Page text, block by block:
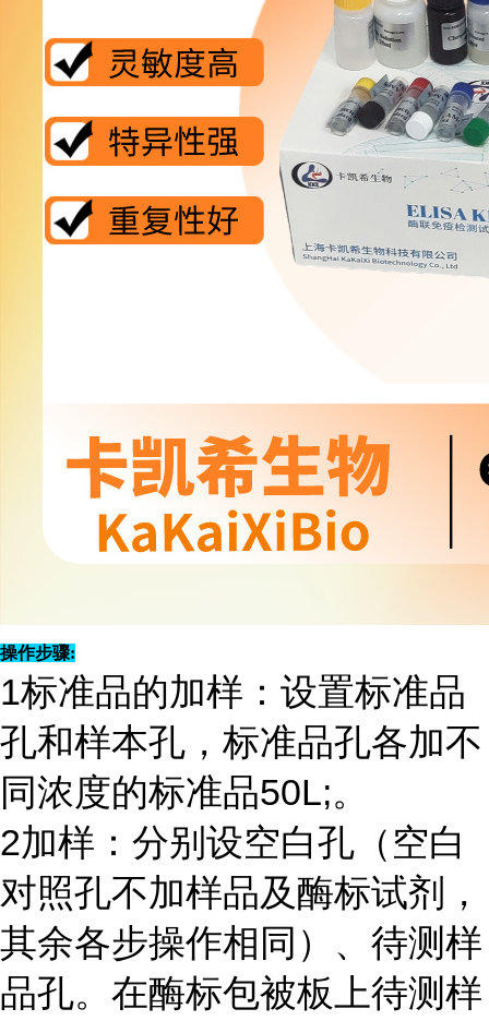
操作步骤:
1标准品的加样：设置标准品
孔和样本孔，标准品孔各加不
同浓度的标准品50L;。
2加样：分别设空白孔（空白
对照孔不加样品及酶标试剂，
其余各步操作相同）、待测样
品孔。在酶标包被板上待测样